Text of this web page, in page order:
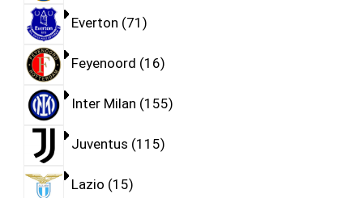
Everton 71
Feyenoord 16
Inter Milan 155
Juventus 115
Lazio 15